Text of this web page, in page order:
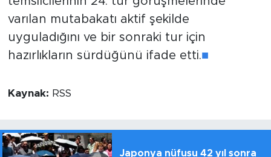
varılan mutabakatı aktif şekilde
uyguladığını ve bir sonraki tur için
hazırlıkların sürdüğünü ifade etti.■
Kaynak: RSS
Japonya nüfusu 42 yıl sonra